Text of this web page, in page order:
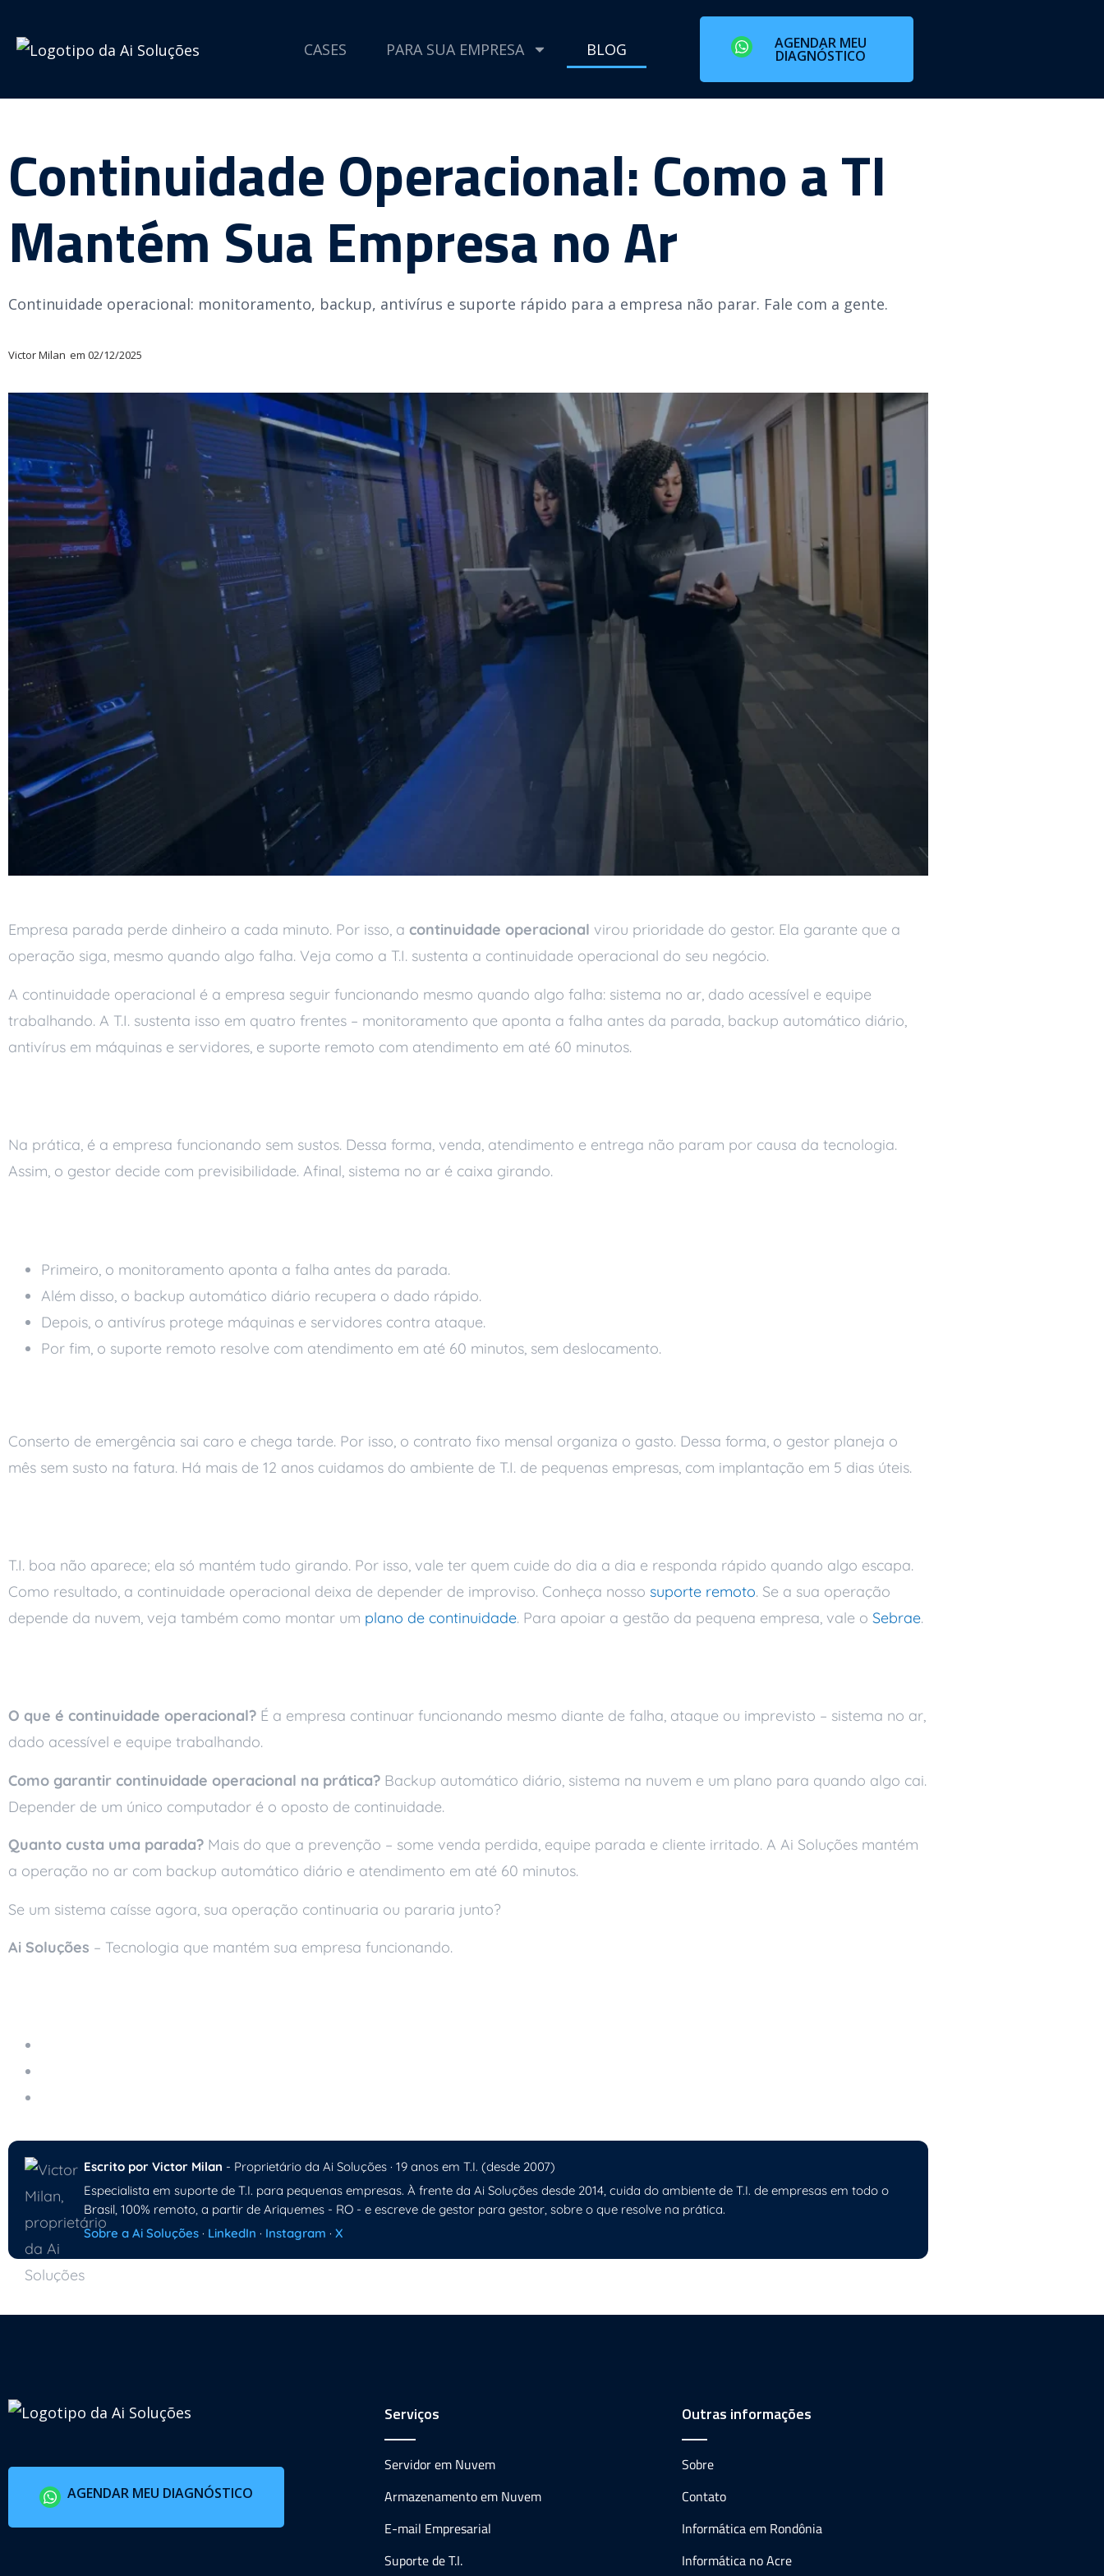
CASES PARA SUA EMPRESA BLOG AGENDAR MEU
DIAGNÓSTICO
Continuidade Operacional: Como a TI
Mantém Sua Empresa no Ar
Continuidade operacional: monitoramento, backup, antivírus e suporte rápido para a empresa não parar. Fale com a gente.
Victor Milan em 02/12/2025
Empresa parada perde dinheiro a cada minuto. Por isso, a continuidade operacional virou prioridade do gestor. Ela garante que a
operação siga, mesmo quando algo falha. Veja como a T.I. sustenta a continuidade operacional do seu negócio.
A continuidade operacional é a empresa seguir funcionando mesmo quando algo falha: sistema no ar, dado acessível e equipe
trabalhando. A T.I. sustenta isso em quatro frentes – monitoramento que aponta a falha antes da parada, backup automático diário,
antivírus em máquinas e servidores, e suporte remoto com atendimento em até 60 minutos.
Na prática, é a empresa funcionando sem sustos. Dessa forma, venda, atendimento e entrega não param por causa da tecnologia.
Assim, o gestor decide com previsibilidade. Afinal, sistema no ar é caixa girando.
Primeiro, o monitoramento aponta a falha antes da parada.
Além disso, o backup automático diário recupera o dado rápido.
Depois, o antivírus protege máquinas e servidores contra ataque.
Por fim, o suporte remoto resolve com atendimento em até 60 minutos, sem deslocamento.
Conserto de emergência sai caro e chega tarde. Por isso, o contrato fixo mensal organiza o gasto. Dessa forma, o gestor planeja o
mês sem susto na fatura. Há mais de 12 anos cuidamos do ambiente de T.I. de pequenas empresas, com implantação em 5 dias úteis.
T.I. boa não aparece; ela só mantém tudo girando. Por isso, vale ter quem cuide do dia a dia e responda rápido quando algo escapa.
Como resultado, a continuidade operacional deixa de depender de improviso. Conheça nosso suporte remoto. Se a sua operação
depende da nuvem, veja também como montar um plano de continuidade. Para apoiar a gestão da pequena empresa, vale o Sebrae.
O que é continuidade operacional? É a empresa continuar funcionando mesmo diante de falha, ataque ou imprevisto – sistema no ar,
dado acessível e equipe trabalhando.
Como garantir continuidade operacional na prática? Backup automático diário, sistema na nuvem e um plano para quando algo cai.
Depender de um único computador é o oposto de continuidade.
Quanto custa uma parada? Mais do que a prevenção – some venda perdida, equipe parada e cliente irritado. A Ai Soluções mantém
a operação no ar com backup automático diário e atendimento em até 60 minutos.
Se um sistema caísse agora, sua operação continuaria ou pararia junto?
Ai Soluções – Tecnologia que mantém sua empresa funcionando.
Escrito por Victor Milan - Proprietário da Ai Soluções · 19 anos em T.I. (desde 2007)
Especialista em suporte de T.I. para pequenas empresas. À frente da Ai Soluções desde 2014, cuida do ambiente de T.I. de empresas em todo o
Brasil, 100% remoto, a partir de Ariquemes - RO - e escreve de gestor para gestor, sobre o que resolve na prática.
Sobre a Ai Soluções · LinkedIn · Instagram · X
AGENDAR MEU DIAGNÓSTICO
Serviços
Servidor em Nuvem
Armazenamento em Nuvem
E-mail Empresarial
Suporte de T.I.
Outras informações
Sobre
Contato
Informática em Rondônia
Informática no Acre